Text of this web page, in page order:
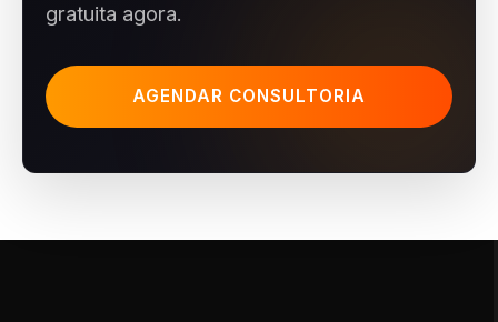
gratuita agora.
AGENDAR CONSULTORIA